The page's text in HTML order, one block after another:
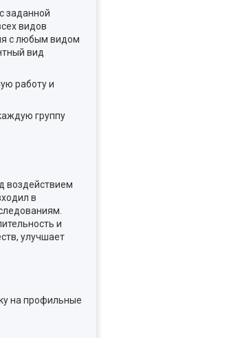
заданной
видов
с любым видом
вид
работу и
группу
воздействием
в
и
улучшает
на профильные